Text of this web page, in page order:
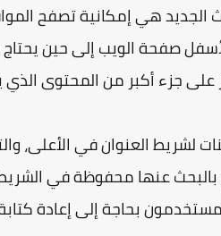
الجديد هي إمكانية تصفح
صفحة الويب إلى حين
على جزء أكبر من المحتوى
لشريط العنوان في
عنها محفوظة في
بحاجة إلى إعادة